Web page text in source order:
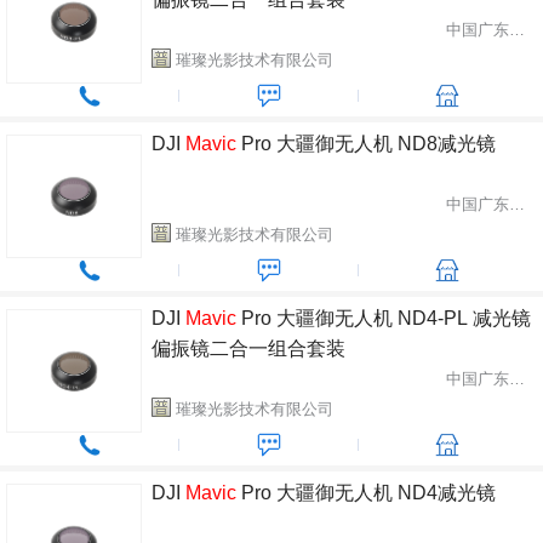
中国广东省惠州市
璀璨光影技术有限公司
DJI Mavic Pro 大疆御无人机 ND8减光镜
中国广东省惠州市
璀璨光影技术有限公司
DJI Mavic Pro 大疆御无人机 ND4-PL 减光镜
偏振镜二合一组合套装
中国广东省惠州市
璀璨光影技术有限公司
DJI Mavic Pro 大疆御无人机 ND4减光镜